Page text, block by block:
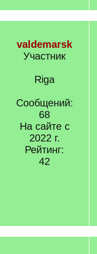
valdemarsk
Участник
Riga
Сообщений:
68
На сайте с
2022 г.
Рейтинг:
42